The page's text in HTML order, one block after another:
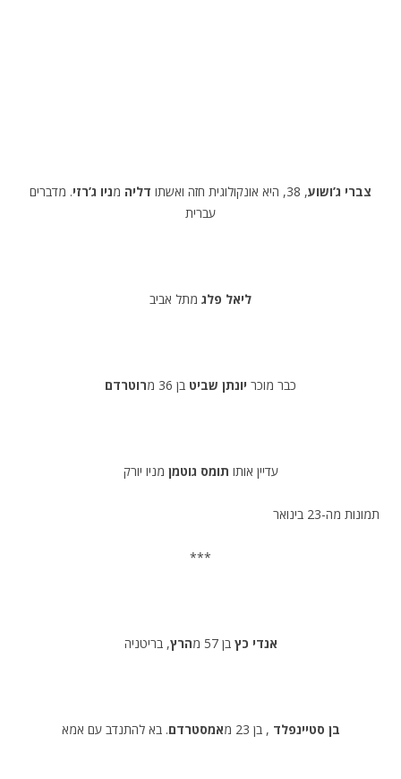
צברי ג’ושוע, 38, היא אונקולוגית חזה ואשתו דליה מניו ג’רזי. מדברים
עברית
ליאל פלג מתל אביב
כבר מוכר יונתן שביט בן 36 מ רוטרדם
עדיין אותו תומס גוטמן מניו יורק
תמונות מה-23 בינואר
***
אנדי כץ בן 57 מ הרץ, בריטניה
בן סטיינפלד , בן 23 מ אמסטרדם. בא להתנדב עם אמא